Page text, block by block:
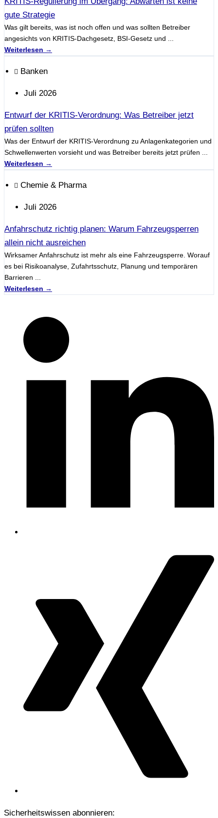
gute Strategie
Was gilt bereits, was ist noch offen und was sollten Betreiber
angesichts von KRITIS-Dachgesetz, BSI-Gesetz und ...
Weiterlesen →
Banken
Juli 2026
Entwurf der KRITIS-Verordnung: Was Betreiber jetzt
prüfen sollten
Was der Entwurf der KRITIS-Verordnung zu Anlagenkategorien und
Schwellenwerten vorsieht und was Betreiber bereits jetzt prüfen ...
Weiterlesen →
Chemie & Pharma
Juli 2026
Anfahrschutz richtig planen: Warum Fahrzeugsperren
allein nicht ausreichen
Wirksamer Anfahrschutz ist mehr als eine Fahrzeugsperre. Worauf
es bei Risikoanalyse, Zufahrtsschutz, Planung und temporären
Barrieren ...
Weiterlesen →
Sicherheitswissen abonnieren: